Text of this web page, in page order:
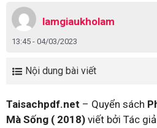
lamgiaukholam
13:45 - 04/03/2023
Nội dung bài viết
Taisachpdf.net – Quyển sách
Mà Sống ( 2018) viết bởi Tác